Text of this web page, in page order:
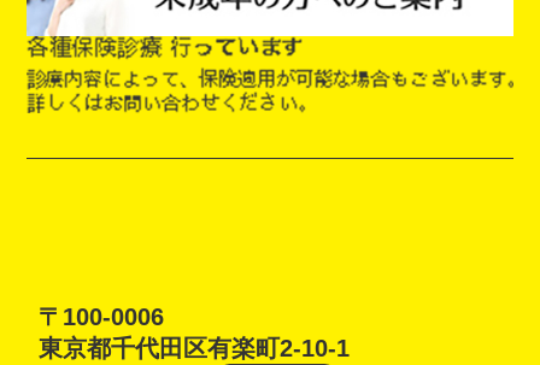
〒100-0006
東京都千代田区有楽町2-10-1